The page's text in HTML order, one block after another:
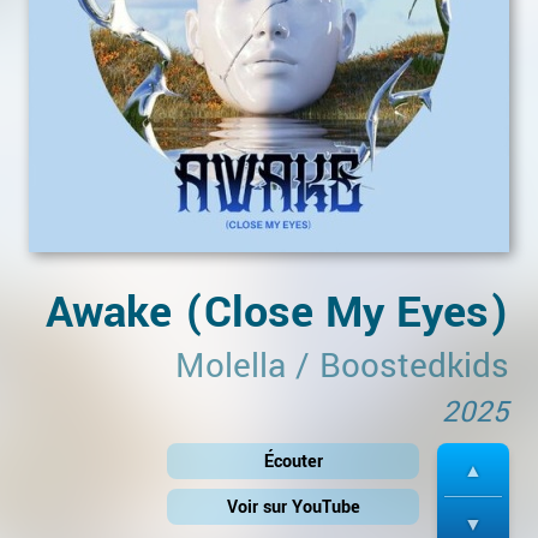
Awake (Close My Eyes)
Molella / Boostedkids
2025
Écouter
Voir sur YouTube